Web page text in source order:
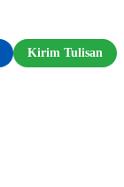
Kirim Tulisan